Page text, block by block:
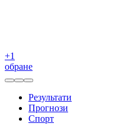
+1
обране
Результати
Прогнози
Спорт